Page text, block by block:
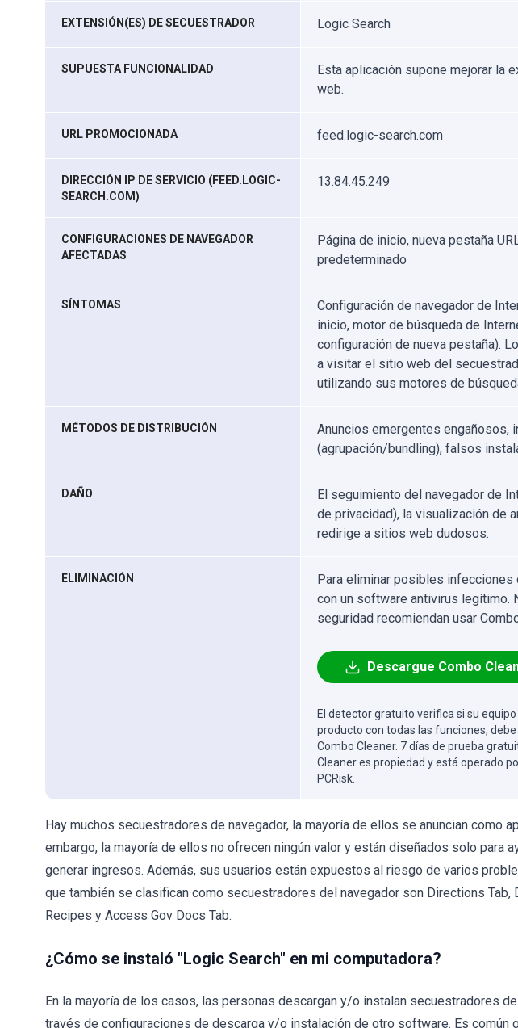
EXTENSIÓN(ES) DE SECUESTRADOR Logic Search
SUPUESTA FUNCIONALIDAD
Esta aplicación supone mejorar la
web.
URL PROMOCIONADA feed.logic-search.com
DIRECCIÓN IP DE SERVICIO (FEED.LOGIC-
SEARCH.COM)
13.84.45.249
CONFIGURACIONES DE NAVEGADOR
AFECTADAS
Página de inicio, nueva pestaña
predeterminado
SÍNTOMAS
Configuración de navegador de
inicio, motor de búsqueda de
configuración de nueva pestaña).
a visitar el sitio web del
utilizando sus motores de
MÉTODOS DE DISTRIBUCIÓN
Anuncios emergentes engañosos,
(agrupación/bundling), falsos
DAÑO
El seguimiento del navegador de
de privacidad), la visualización de
redirige a sitios web dudosos.
ELIMINACIÓN
Para eliminar posibles infecciones
con un software antivirus legítimo.
seguridad recomiendan usar
Descargue Combo
El detector gratuito verifica si su
producto con todas las funciones,
Combo Cleaner. 7 días de prueba
Cleaner es propiedad y está operado
PCRisk.
Hay muchos secuestradores de navegador, la mayoría de ellos se anuncian como
embargo, la mayoría de ellos no ofrecen ningún valor y están diseñados solo para
generar ingresos. Además, sus usuarios están expuestos al riesgo de varios
que también se clasifican como secuestradores del navegador son Directions Tab,
Recipes y Access Gov Docs Tab.
¿Cómo se instaló "Logic Search" en mi computadora?
En la mayoría de los casos, las personas descargan y/o instalan secuestradores
través de configuraciones de descarga y/o instalación de otro software. Es común